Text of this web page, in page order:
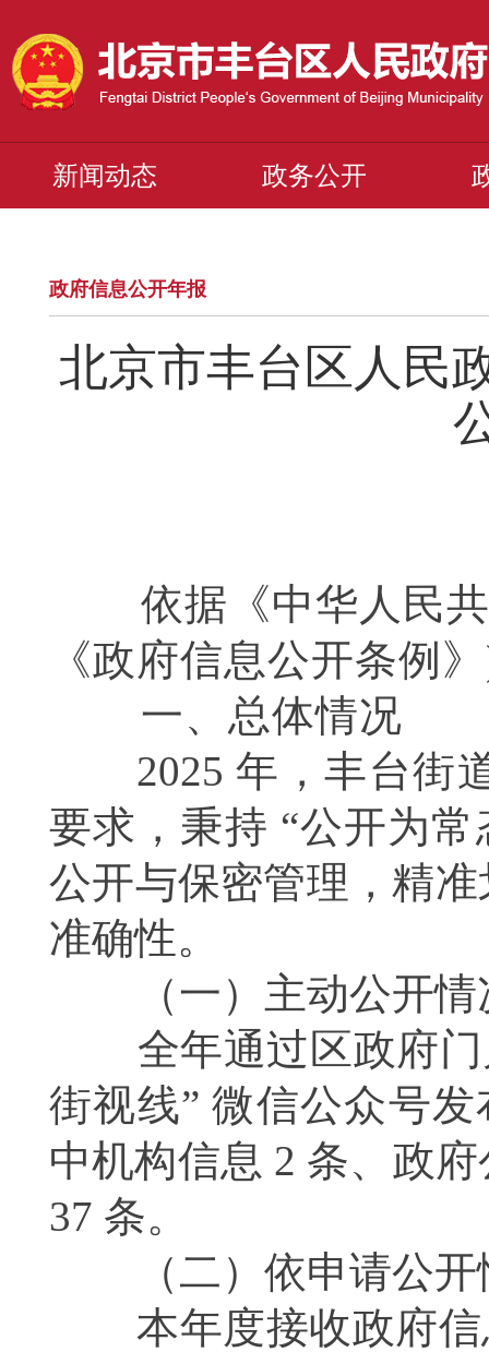
新闻动态 政务公开
政府信息公开年报
北京市丰台区人民
依据《中华人民共
《政府信息公开条例
一、总体情况
2025 年，丰台街道
要求，秉持 “公开为
公开与保密管理，精
准确性。
（一）主动公开情
全年通过区政府门
街视线” 微信公众号
中机构信息 2 条、政
37 条。
（二）依申请公开
本年度接收政府信